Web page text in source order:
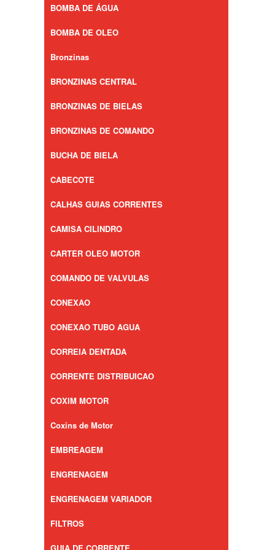
BOMBA DE ÁGUA
BOMBA DE OLEO
Bronzinas
BRONZINAS CENTRAL
BRONZINAS DE BIELAS
BRONZINAS DE COMANDO
BUCHA DE BIELA
CABECOTE
CALHAS GUIAS CORRENTES
CAMISA CILINDRO
CARTER OLEO MOTOR
COMANDO DE VALVULAS
CONEXAO
CONEXAO TUBO AGUA
CORREIA DENTADA
CORRENTE DISTRIBUICAO
COXIM MOTOR
Coxins de Motor
EMBREAGEM
ENGRENAGEM
ENGRENAGEM VARIADOR
FILTROS